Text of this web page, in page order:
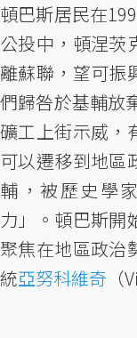
頓巴斯居民在
公投中，頓涅茨
離蘇聯，望可振
們歸咎於基輔放
礦工上街示威，
可以遷移到地區
輔，被歷史學
力」。頓巴斯開
聚焦在地區政治
統亞努科維奇